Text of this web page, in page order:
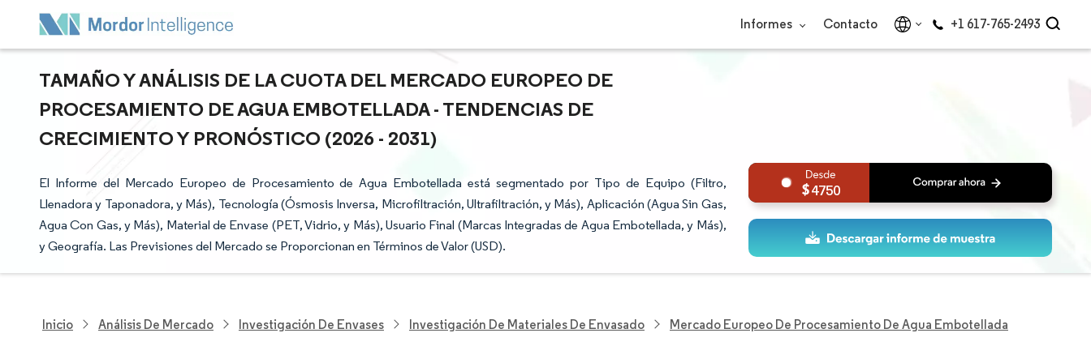
Informes Contacto +1 617-765-2493
TAMAÑO Y ANÁLISIS DE LA CUOTA DEL MERCADO EUROPEO DE
PROCESAMIENTO DE AGUA EMBOTELLADA - TENDENCIAS DE
CRECIMIENTO Y PRONÓSTICO (2026 - 2031)
El Informe del Mercado Europeo de Procesamiento de Agua Embotellada está segmentado por Tipo de Equipo (Filtro,
Llenadora y Taponadora, y Más), Tecnología (Ósmosis Inversa, Microfiltración, Ultrafiltración, y Más), Aplicación (Agua Sin Gas,
Agua Con Gas, y Más), Material de Envase (PET, Vidrio, y Más), Usuario Final (Marcas Integradas de Agua Embotellada, y Más),
y Geografía. Las Previsiones del Mercado se Proporcionan en Términos de Valor (USD).
4750
Inicio Análisis De Mercado Investigación De Envases Investigación De Materiales De Envasado Mercado Europeo De Procesamiento De Agua Embotellada